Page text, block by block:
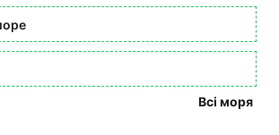
Всі моря